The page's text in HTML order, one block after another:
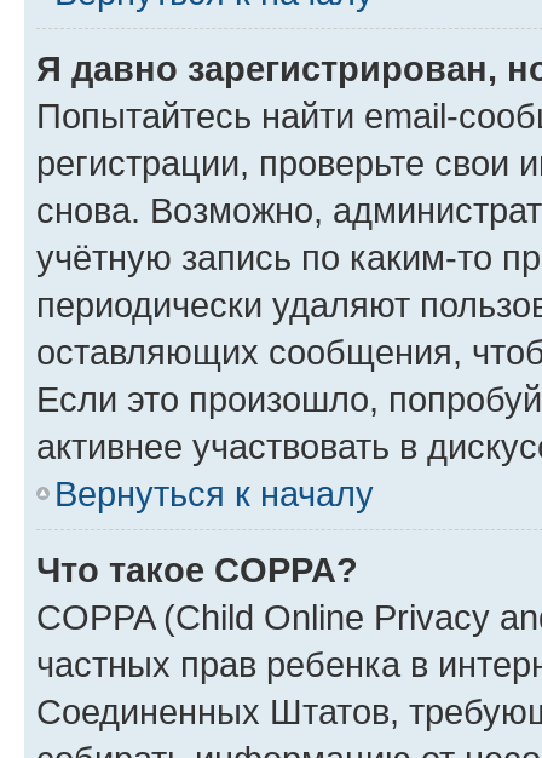
Я давно зарегистрирован,
Попытайтесь найти email-
регистрации, проверьте свои
снова. Возможно,
учётную запись по каким-то
периодически удаляют
оставляющих сообщения,
Если это произошло,
активнее участвовать в
Вернуться к началу
Что такое COPPA?
COPPA (Child Online Privacy
частных прав ребенка в
Соединенных Штатов,